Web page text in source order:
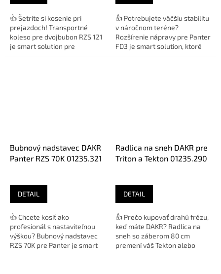
👍 Šetrite si kosenie pri
prejazdoch! Transportné
koleso pre dvojbubon RZS 121
je smart solution pre
jednoduché presuny stroja po
👍 Potrebujete väčšiu stabilitu
v náročnom teréne?
Rozšírenie nápravy pre Panter
FD3 je smart solution, ktoré
zvýši rozchod kolies pre...
Bubnový nadstavec DAKR
Panter RZS 70K 01235.321
DETAIL
👍 Chcete kosiť ako
profesionál s nastaviteľnou
výškou? Bubnový nadstavec
RZS 70K pre Panter je smart
solution pre kosenie trávy v 3...
Radlica na sneh DAKR pre
Triton a Tekton 01235.290
DETAIL
👍 Prečo kupovať drahú frézu,
keď máte DAKR? Radlica na
sneh so záberom 80 cm
premení váš Tekton alebo
Triton na výkonný zimný stroj.